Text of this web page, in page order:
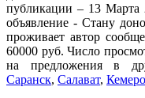
публикации – 13 Марта
объявление - Стану
проживает автор
60000 руб. Число
на предложения в
Саранск, Салават,